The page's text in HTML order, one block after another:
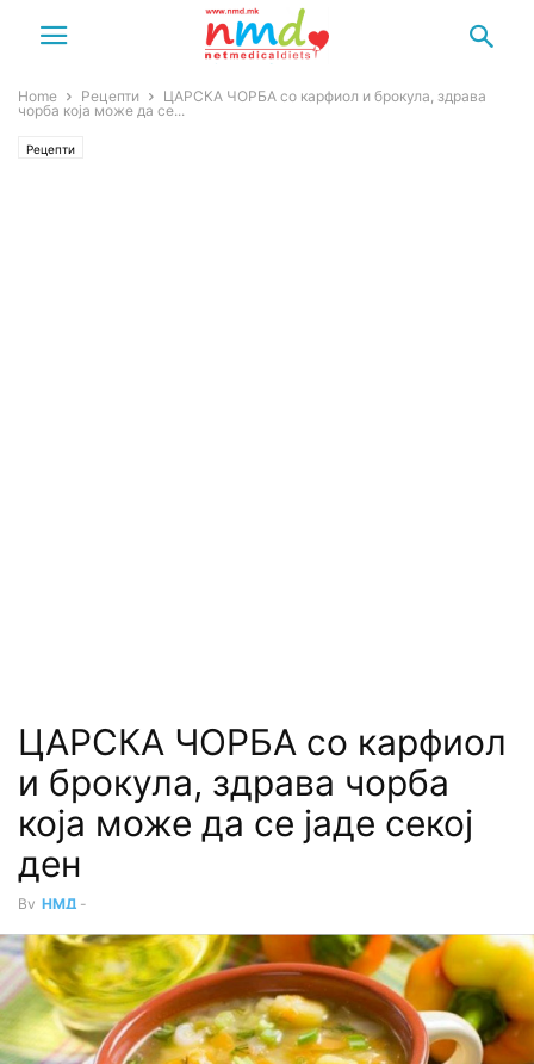
Home Рецепти
ЦАРСКА ЧОРБА со карфиол и брокула, здрава
чорба која може да се...
Рецепти
ЦАРСКА ЧОРБА со карфиол
и брокула, здрава чорба
која може да се јаде секој
ден
By НМД -